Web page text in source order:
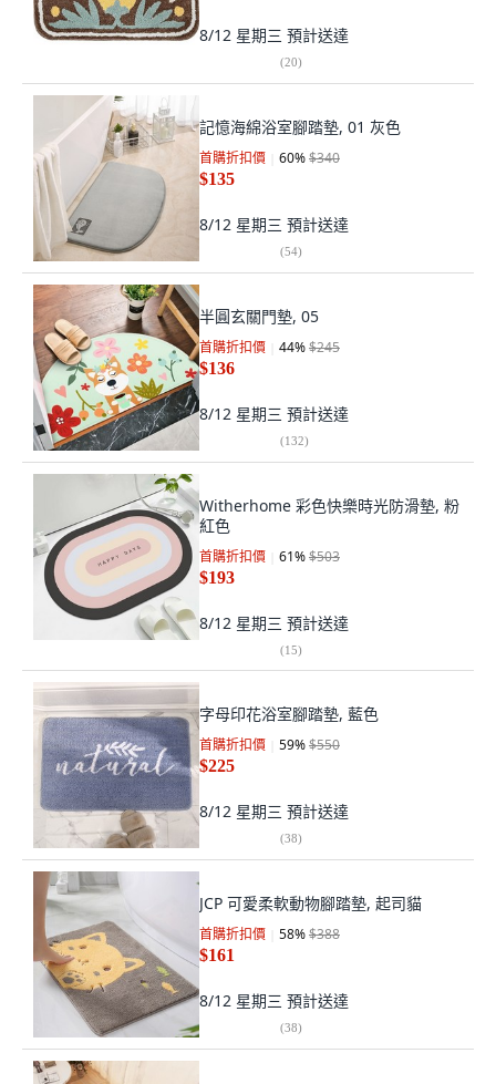
8/12 星期三 預計送達
(20)
記憶海綿浴室腳踏墊, 01 灰色
首購折扣價 60%$340
$135
8/12 星期三 預計送達
(54)
半圓玄關門墊, 05
首購折扣價 44%$245
$136
8/12 星期三 預計送達
(132)
Witherhome 彩色快樂時光防滑墊, 粉
紅色
首購折扣價 61%$503
$193
8/12 星期三 預計送達
(15)
字母印花浴室腳踏墊, 藍色
首購折扣價 59%$550
$225
8/12 星期三 預計送達
(38)
JCP 可愛柔軟動物腳踏墊, 起司貓
首購折扣價 58%$388
$161
8/12 星期三 預計送達
(38)